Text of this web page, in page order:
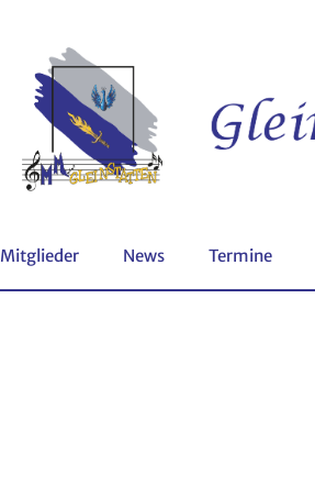
Mitglieder News Termine